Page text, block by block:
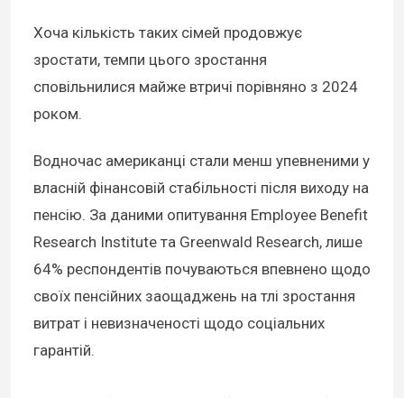
Хоча кількість таких сімей продовжує
зростати, темпи цього зростання
сповільнилися майже втричі порівняно з 2024
роком.
Водночас американці стали менш упевненими у
власній фінансовій стабільності після виходу на
пенсію. За даними опитування Employee Benefit
Research Institute та Greenwald Research, лише
64% респондентів почуваються впевнено щодо
своїх пенсійних заощаджень на тлі зростання
витрат і невизначеності щодо соціальних
гарантій.